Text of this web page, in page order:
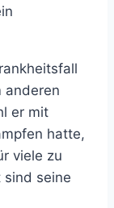
anderen
er mit
hatte,
viele zu
sind seine